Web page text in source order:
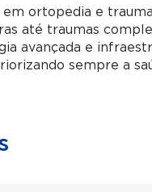
em ortopedia e
até traumas
avançada e
sempre a